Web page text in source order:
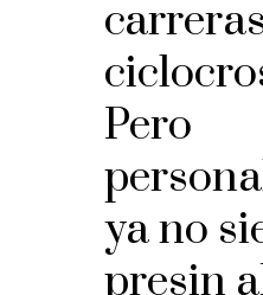
Pero
ya no
presin